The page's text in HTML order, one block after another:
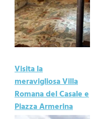
Visita la
meravigliosa Villa
Romana del Casale e
Piazza Armerina